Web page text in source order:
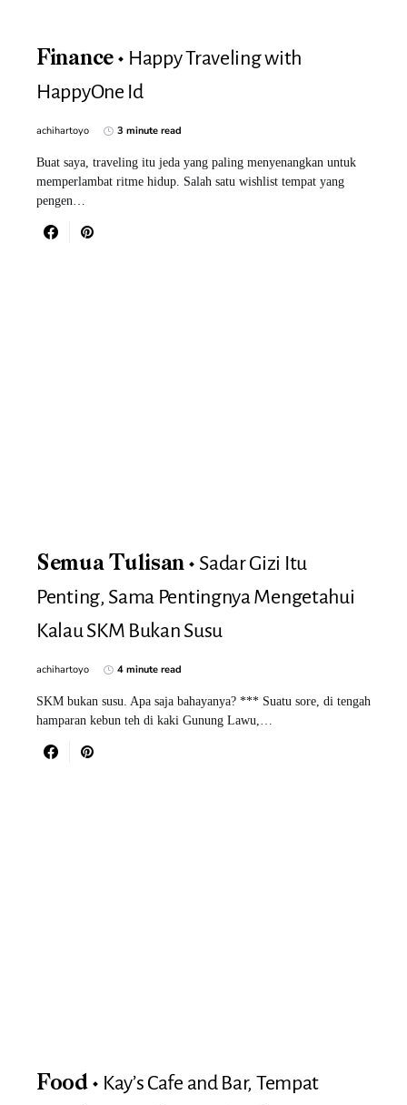
Finance
Happy Traveling with
HappyOne Id
achihartoyo 3 minute read
Buat saya, traveling itu jeda yang paling menyenangkan untuk
memperlambat ritme hidup. Salah satu wishlist tempat yang
pengen…
Semua Tulisan
Sadar Gizi Itu
Penting, Sama Pentingnya Mengetahui
Kalau SKM Bukan Susu
achihartoyo 4 minute read
SKM bukan susu. Apa saja bahayanya? *** Suatu sore, di tengah
hamparan kebun teh di kaki Gunung Lawu,…
Food
Kay’s Cafe and Bar, Tempat